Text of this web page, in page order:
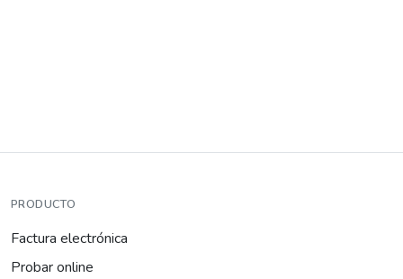
PRODUCTO
Factura electrónica
Probar online